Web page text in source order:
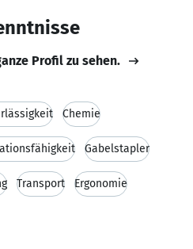
Profil zu sehen.
Chemie
Gabelstapler
Transport Ergonomie